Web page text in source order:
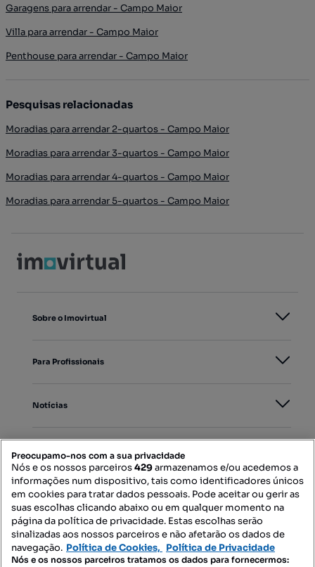
Garagens para arrendar - Campo Maior
Villa para arrendar - Campo Maior
Penthouse para arrendar - Campo Maior
Pesquisas relacionadas
Moradias para arrendar 2-quartos - Campo Maior
Moradias para arrendar 3-quartos - Campo Maior
Moradias para arrendar 4-quartos - Campo Maior
Moradias para arrendar 5-quartos - Campo Maior
Sobre o Imovirtual
Para Profissionais
Notícias
Mapa do Site
Contacte-nos
Preocupamo-nos com a sua privacidade
Nós e os nossos parceiros429armazenamos e/ou acedemos a
informações num dispositivo, tais como identificadores únicos
em cookies para tratar dados pessoais. Pode aceitar ou gerir as
suas escolhas clicando abaixo ou em qualquer momento na
página da política de privacidade. Estas escolhas serão
sinalizadas aos nossos parceiros e não afetarão os dados de
navegação. Política de Cookies, Política de Privacidade
Nós e os nossos parceiros tratamos os dados para fornecermos: